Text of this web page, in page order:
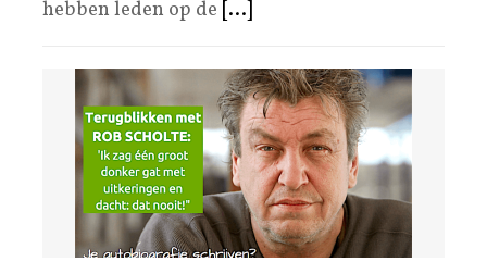
hebben leden op de [...]